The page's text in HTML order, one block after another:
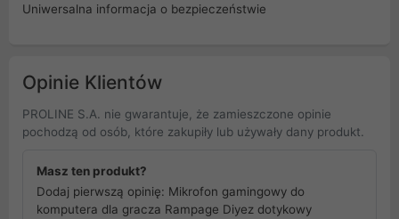
Uniwersalna informacja o bezpieczeństwie
Opinie Klientów
PROLINE S.A. nie gwarantuje, że zamieszczone opinie
pochodzą od osób, które zakupiły lub używały dany produkt.
Masz ten produkt?
Dodaj pierwszą opinię: Mikrofon gamingowy do
komputera dla gracza Rampage Diyez dotykowy